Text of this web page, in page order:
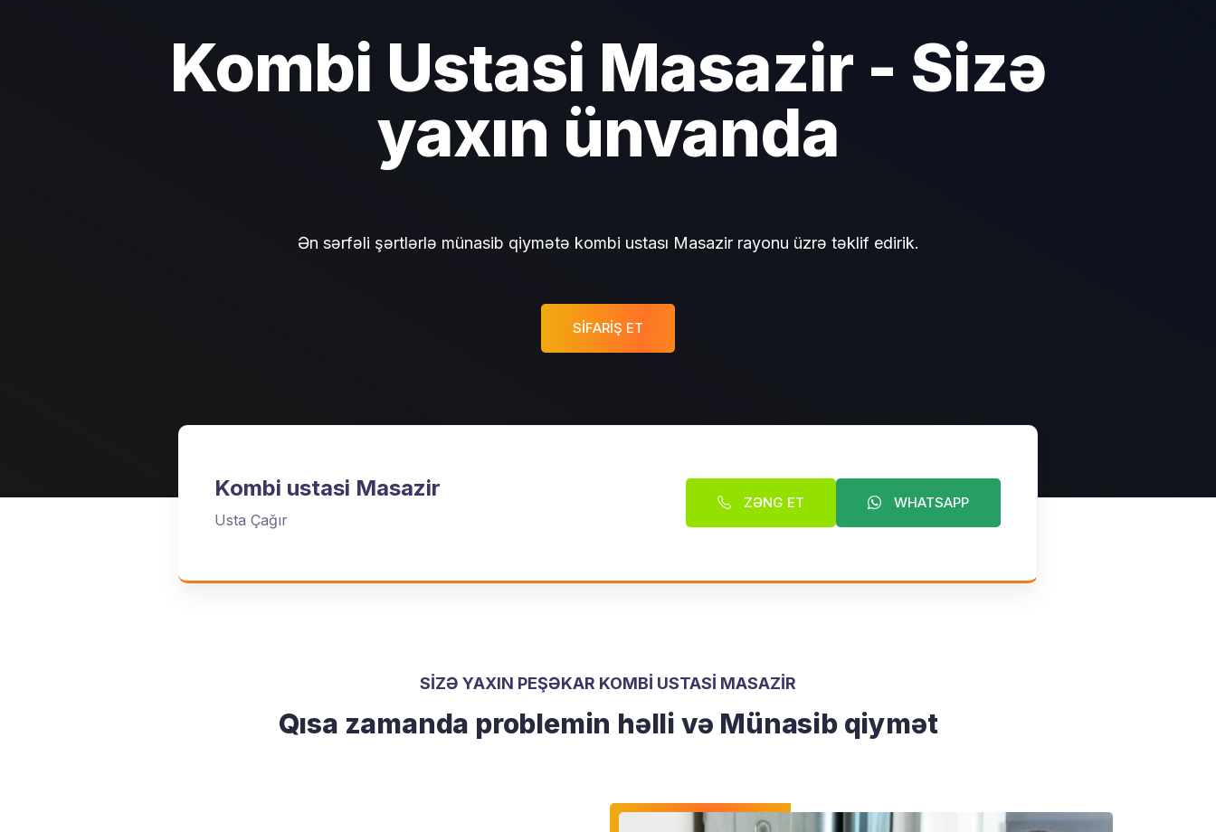
Kombi Ustasi Masazir - Sizə
yaxın ünvanda
Ən sərfəli şərtlərlə münasib qiymətə kombi ustası Masazir rayonu üzrə təklif edirik.
SIFARIŞ ET
Kombi ustasi Masazir
Usta Çağır
ZƏNG ET WHATSAPP
SİZƏ YAXIN PEŞƏKAR KOMBI USTASI MASAZIR
Qısa zamanda problemin həlli və Münasib qiymət